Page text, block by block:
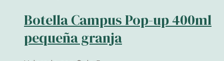
Botella Campus Pop-up 400ml
pequeña granja